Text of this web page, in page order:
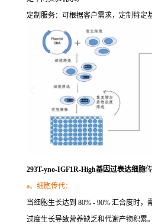
定制服务：可根据客户需求，定制特定
293T-yno-IGF1R-High基因过表达细胞
a、细胞传代：
当细胞生长达到 80% - 90% 汇合度时
过度生长导致营养缺乏和代谢产物积累